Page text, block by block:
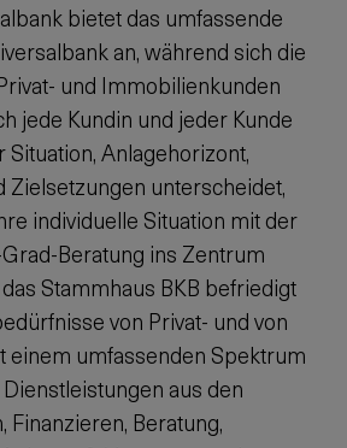
bietet das umfassende
an, während sich die
und Immobilienkunden
jede Kundin und jeder Kunde
Anlagehorizont,
Zielsetzungen unterscheidet,
individuelle Situation mit der
Beratung ins Zentrum
Stammhaus BKB befriedigt
von Privat- und von
einem umfassenden Spektrum
aus den
Finanzieren, Beratung,